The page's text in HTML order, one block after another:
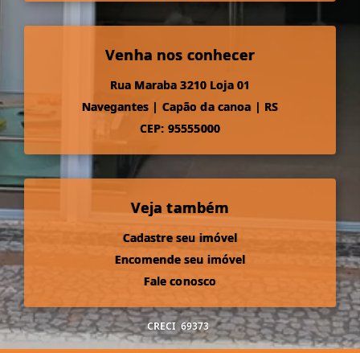
Venha nos conhecer
Rua Maraba 3210 Loja 01
Navegantes | Capão da canoa | RS
CEP: 95555000
Veja também
Cadastre seu imóvel
Encomende seu imóvel
Fale conosco
CRECI 69373